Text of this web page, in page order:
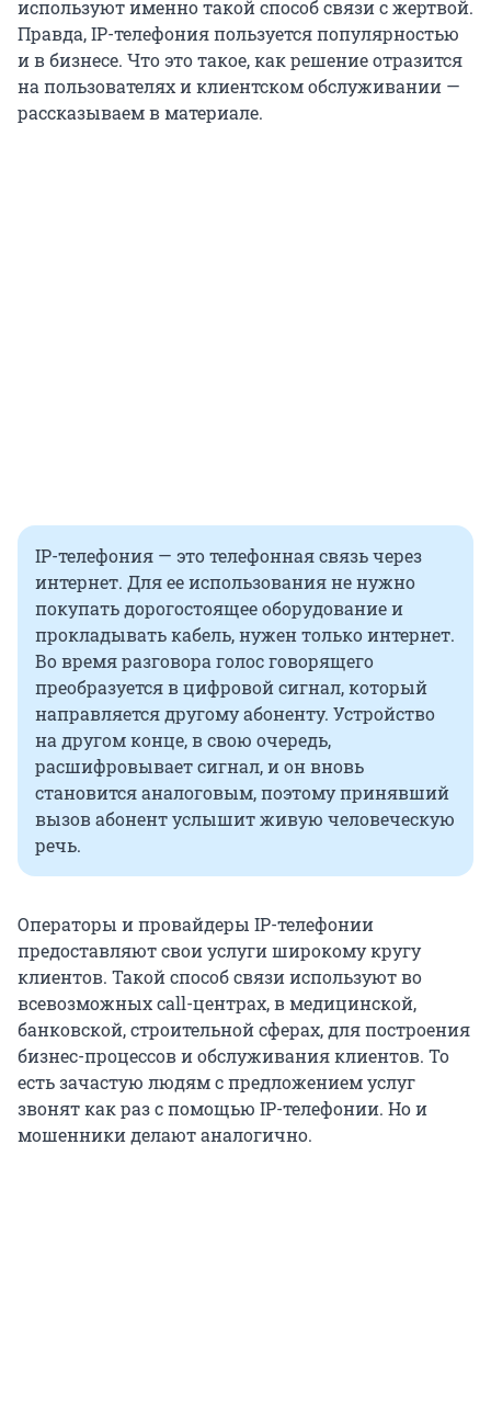
используют именно такой способ связи с жертвой.
Правда, IP-телефония пользуется популярностью
и в бизнесе. Что это такое, как решение отразится
на пользователях и клиентском обслуживании —
рассказываем в материале.
IP-телефония — это телефонная связь через
интернет. Для ее использования не нужно
покупать дорогостоящее оборудование и
прокладывать кабель, нужен только интернет.
Во время разговора голос говорящего
преобразуется в цифровой сигнал, который
направляется другому абоненту. Устройство
на другом конце, в свою очередь,
расшифровывает сигнал, и он вновь
становится аналоговым, поэтому принявший
вызов абонент услышит живую человеческую
речь.
Операторы и провайдеры IP-телефонии
предоставляют свои услуги широкому кругу
клиентов. Такой способ связи используют во
всевозможных call-центрах, в медицинской,
банковской, строительной сферах, для построения
бизнес-процессов и обслуживания клиентов. То
есть зачастую людям с предложением услуг
звонят как раз с помощью IP-телефонии. Но и
мошенники делают аналогично.